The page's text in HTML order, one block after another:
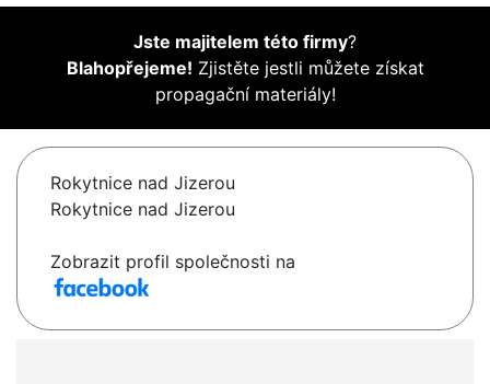
Jste majitelem této firmy?
Blahopřejeme! Zjistěte jestli můžete získat
propagační materiály!
Rokytnice nad Jizerou
Rokytnice nad Jizerou
Zobrazit profil společnosti na